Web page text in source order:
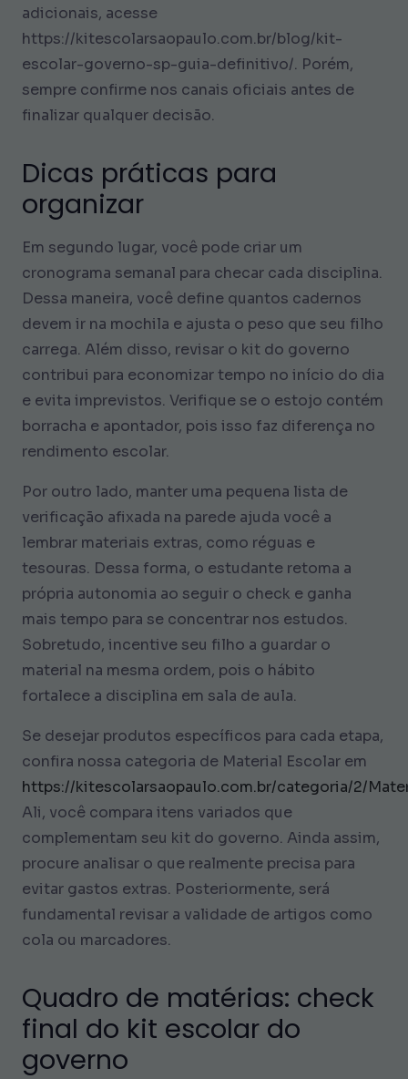
adicionais, acesse
https://kitescolarsaopaulo.com.br/blog/kit-
escolar-governo-sp-guia-definitivo/. Porém,
sempre confirme nos canais oficiais antes de
finalizar qualquer decisão.
Dicas práticas para
organizar
Em segundo lugar, você pode criar um
cronograma semanal para checar cada disciplina.
Dessa maneira, você define quantos cadernos
devem ir na mochila e ajusta o peso que seu filho
carrega. Além disso, revisar o kit do governo
contribui para economizar tempo no início do dia
e evita imprevistos. Verifique se o estojo contém
borracha e apontador, pois isso faz diferença no
rendimento escolar.
Por outro lado, manter uma pequena lista de
verificação afixada na parede ajuda você a
lembrar materiais extras, como réguas e
tesouras. Dessa forma, o estudante retoma a
própria autonomia ao seguir o check e ganha
mais tempo para se concentrar nos estudos.
Sobretudo, incentive seu filho a guardar o
material na mesma ordem, pois o hábito
fortalece a disciplina em sala de aula.
Se desejar produtos específicos para cada etapa,
confira nossa categoria de Material Escolar em
https://kitescolarsaopaulo.com.br/categoria/2/
Ali, você compara itens variados que
complementam seu kit do governo. Ainda assim,
procure analisar o que realmente precisa para
evitar gastos extras. Posteriormente, será
fundamental revisar a validade de artigos como
cola ou marcadores.
Quadro de matérias: check
final do kit escolar do
governo